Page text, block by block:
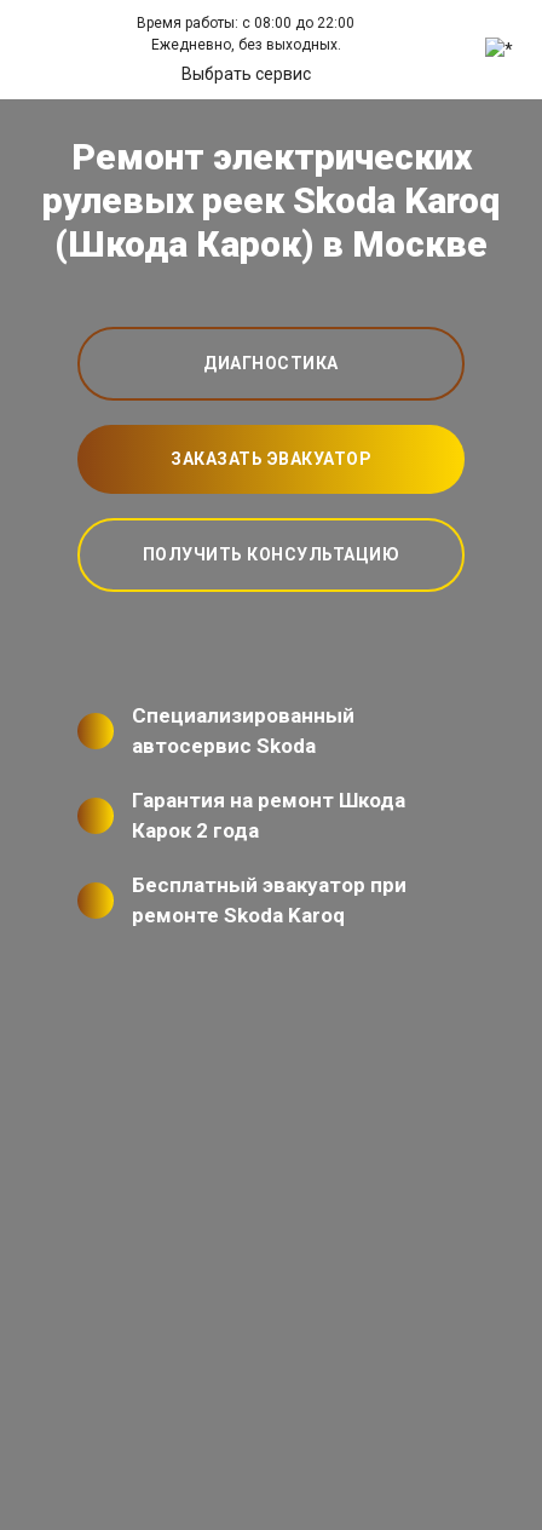
Время работы: с 08:00 до 22:00
Ежедневно, без выходных.
Выбрать сервис
Ремонт электрических
рулевых реек Skoda Karoq
(Шкода Карок) в Москве
ДИАГНОСТИКА
ЗАКАЗАТЬ ЭВАКУАТОР
ПОЛУЧИТЬ КОНСУЛЬТАЦИЮ
Специализированный
автосервис Skoda
Гарантия на ремонт Шкода
Карок 2 года
Бесплатный эвакуатор при
ремонте Skoda Karoq